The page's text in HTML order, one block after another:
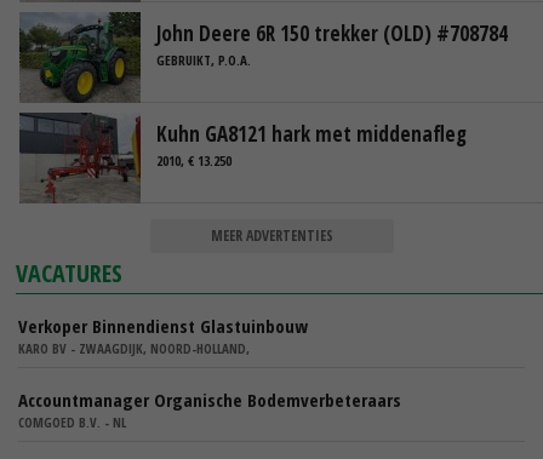
John Deere 6R 150 trekker (OLD) #708784
GEBRUIKT, P.O.A.
Kuhn GA8121 hark met middenafleg
2010, € 13.250
MEER ADVERTENTIES
VACATURES
Verkoper Binnendienst Glastuinbouw
KARO BV - ZWAAGDIJK, NOORD-HOLLAND,
Accountmanager Organische Bodemverbeteraars
COMGOED B.V. - NL